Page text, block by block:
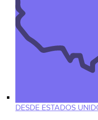
DESDE ESTADOS